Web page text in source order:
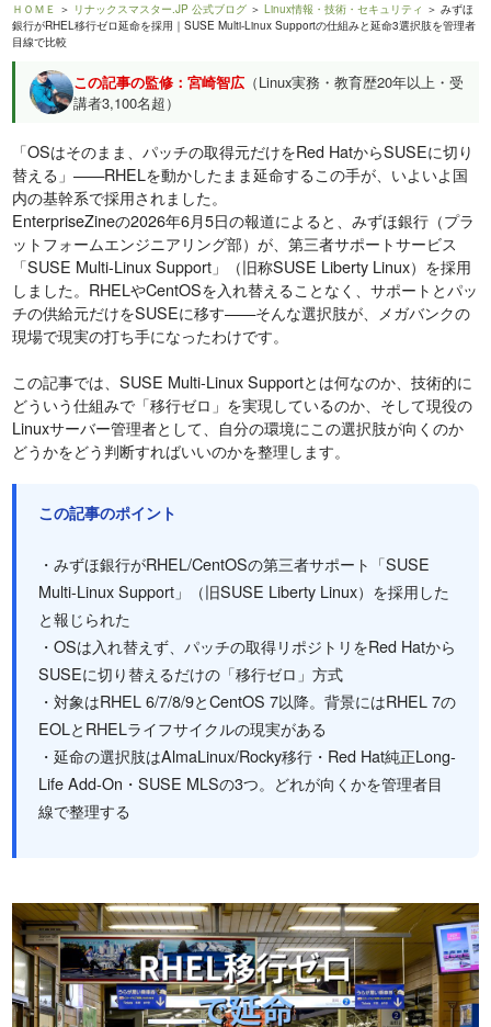
ＨＯＭＥ ＞ リナックスマスター.JP 公式ブログ ＞Linux情報・技術・セキュリティ ＞ みずほ
銀行がRHEL移行ゼロ延命を採用｜SUSE Multi-Linux Supportの仕組みと延命3選択肢を管理者
目線で比較
この記事の監修：宮崎智広 （Linux実務・教育歴20年以上・受
講者3,100名超）
「OSはそのまま、パッチの取得元だけをRed HatからSUSEに切り
替える」——RHELを動かしたまま延命するこの手が、いよいよ国
内の基幹系で採用されました。
EnterpriseZineの2026年6月5日の報道によると、みずほ銀行（プラ
ットフォームエンジニアリング部）が、第三者サポートサービス
「SUSE Multi-Linux Support」（旧称SUSE Liberty Linux）を採用
しました。RHELやCentOSを入れ替えることなく、サポートとパッ
チの供給元だけをSUSEに移す——そんな選択肢が、メガバンクの
現場で現実の打ち手になったわけです。
この記事では、SUSE Multi-Linux Supportとは何なのか、技術的に
どういう仕組みで「移行ゼロ」を実現しているのか、そして現役の
Linuxサーバー管理者として、自分の環境にこの選択肢が向くのか
どうかをどう判断すればいいのかを整理します。
この記事のポイント
・みずほ銀行がRHEL/CentOSの第三者サポート「SUSE
Multi-Linux Support」（旧SUSE Liberty Linux）を採用した
と報じられた
・OSは入れ替えず、パッチの取得リポジトリをRed Hatから
SUSEに切り替えるだけの「移行ゼロ」方式
・対象はRHEL 6/7/8/9とCentOS 7以降。背景にはRHEL 7の
EOLとRHELライフサイクルの現実がある
・延命の選択肢はAlmaLinux/Rocky移行・Red Hat純正Long-
Life Add-On・SUSE MLSの3つ。どれが向くかを管理者目
線で整理する